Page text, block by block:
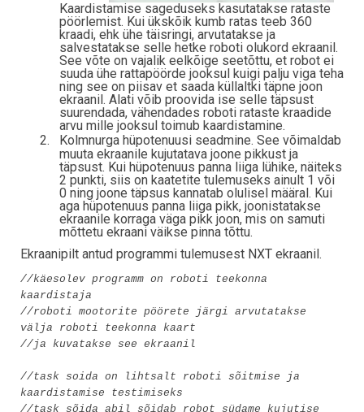
Kaardistamise sageduseks kasutatakse rataste
pöörlemist. Kui ükskõik kumb ratas teeb 360
kraadi, ehk ühe täisringi, arvutatakse ja
salvestatakse selle hetke roboti olukord ekraanil.
See võte on vajalik eelkõige seetõttu, et robot ei
suuda ühe rattapöörde jooksul kuigi palju viga teha
ning see on piisav et saada küllaltki täpne joon
ekraanil. Alati võib proovida ise selle täpsust
suurendada, vähendades roboti rataste kraadide
arvu mille jooksul toimub kaardistamine.
2.
Kolmnurga hüpotenuusi seadmine. See võimaldab
muuta ekraanile kujutatava joone pikkust ja
täpsust. Kui hüpotenuus panna liiga lühike, näiteks
2 punkti, siis on kaatetite tulemuseks ainult 1 või
0 ning joone täpsus kannatab olulisel määral. Kui
aga hüpotenuus panna liiga pikk, joonistatakse
ekraanile korraga väga pikk joon, mis on samuti
mõttetu ekraani väikse pinna tõttu.
Ekraanipilt antud programmi tulemusest NXT ekraanil.
//käesolev programm on roboti teekonna
kaardistaja
//roboti mootorite pöörete järgi arvutatakse
välja roboti teekonna kaart
//ja kuvatakse see ekraanil
//task soida on lihtsalt roboti sõitmise ja
kaardistamise testimiseks
//task sõida abil sõidab robot südame kujutise